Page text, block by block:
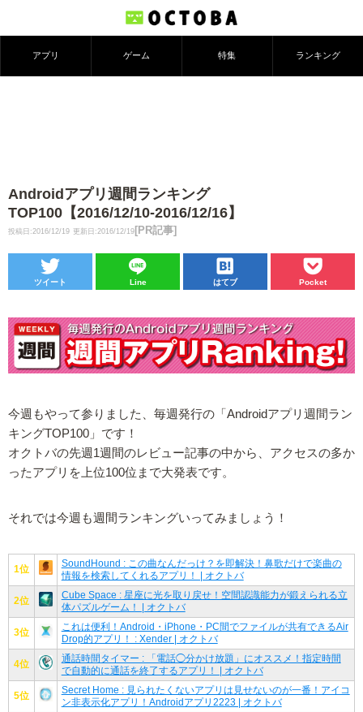
アプリ ゲーム 特集 ランキング
Androidアプリ週間ランキング
TOP100【2016/12/10-2016/12/16】
投稿日:2016/12/19 更新日:2016/12/19 [PR記事]
ツイート Line はてブ Pocket
今週もやって参りました、毎週発行の「Androidアプリ週間ラン
キングTOP100」です！
オクトバの先週1週間のレビュー記事の中から、アクセスの多か
ったアプリを上位100位まで大発表です。
それでは今週も週間ランキングいってみましょう！
1位
SoundHound : この曲なんだっけ？を即解決！鼻歌だけで楽曲の
情報を検索してくれるアプリ！ | オクトバ
2位
Cube Space : 星座に光を取り戻せ！空間認識能力が鍛えられる立
体パズルゲーム！ | オクトバ
3位
これは便利！Android・iPhone・PC間でファイルが共有できるAir
Drop的アプリ！ : Xender | オクトバ
4位
通話時間タイマー : 「電話◯分かけ放題」にオススメ！指定時間
で自動的に通話を終了するアプリ！ | オクトバ
5位
Secret Home : 見られたくないアプリは見せないのが一番！アイコ
ン非表示化アプリ！Androidアプリ2223 | オクトバ